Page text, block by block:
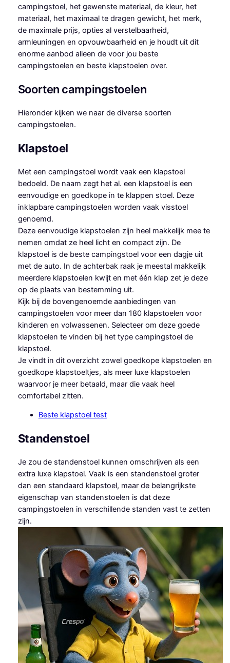
campingstoel, het gewenste materiaal, de kleur, het
materiaal, het maximaal te dragen gewicht, het merk,
de maximale prijs, opties al verstelbaarheid,
armleuningen en opvouwbaarheid en je houdt uit dit
enorme aanbod alleen de voor jou beste
campingstoelen en beste klapstoelen over.
Soorten campingstoelen
Hieronder kijken we naar de diverse soorten
campingstoelen.
Klapstoel
Met een campingstoel wordt vaak een klapstoel
bedoeld. De naam zegt het al. een klapstoel is een
eenvoudige en goedkope in te klappen stoel. Deze
inklapbare campingstoelen worden vaak visstoel
genoemd.
Deze eenvoudige klapstoelen zijn heel makkelijk mee te
nemen omdat ze heel licht en compact zijn. De
klapstoel is de beste campingstoel voor een dagje uit
met de auto. In de achterbak raak je meestal makkelijk
meerdere klapstoelen kwijt en met één klap zet je deze
op de plaats van bestemming uit.
Kijk bij de bovengenoemde aanbiedingen van
campingstoelen voor meer dan 180 klapstoelen voor
kinderen en volwassenen. Selecteer om deze goede
klapstoelen te vinden bij het type campingstoel de
klapstoel.
Je vindt in dit overzicht zowel goedkope klapstoelen en
goedkope klapstoeltjes, als meer luxe klapstoelen
waarvoor je meer betaald, maar die vaak heel
comfortabel zitten.
Beste klapstoel test
Standenstoel
Je zou de standenstoel kunnen omschrijven als een
extra luxe klapstoel. Vaak is een standenstoel groter
dan een standaard klapstoel, maar de belangrijkste
eigenschap van standenstoelen is dat deze
campingstoelen in verschillende standen vast te zetten
zijn.